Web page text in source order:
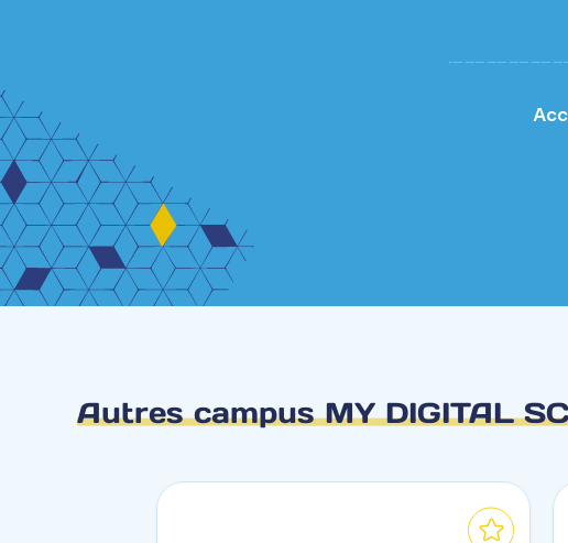
Autres campus MY DIGITAL